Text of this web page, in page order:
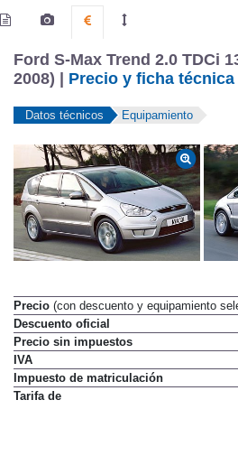
Ford S-Max Trend 2.0 TDCi
2008) | Precio y ficha técnica
Datos técnicos Equipamiento
Precio (con descuento y equipamiento
Descuento oficial
Precio sin impuestos
IVA
Impuesto de matriculación
Tarifa de